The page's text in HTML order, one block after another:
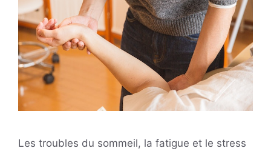
Les troubles du sommeil, la fatigue et le stress